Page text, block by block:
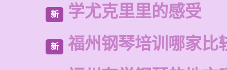
新 学尤克里里的感受
新
福州钢琴培训哪家比